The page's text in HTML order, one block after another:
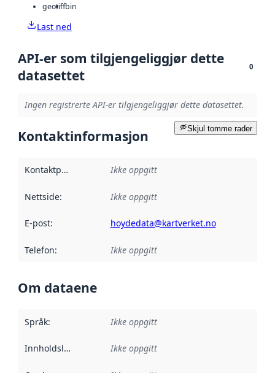
geotiffbin
Last ned
API-er som tilgjengeliggjør dette
datasettet
0
Ingen registrerte API-er tilgjengeliggjør dette datasettet.
Skjul tomme rader
Kontaktinformasjon
Kontaktpunkt Ikke oppgitt
Nettside: Ikke oppgitt
E-post: hoydedata@kartverket.no
Telefon: Ikke oppgitt
Om dataene
Språk: Ikke oppgitt
Innholdsleverandører :
Ikke oppgitt